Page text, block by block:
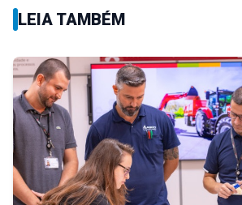
LEIA TAMBÉM